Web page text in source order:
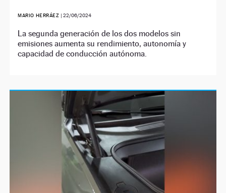
MARIO HERRÁEZ | 22/06/2024
La segunda generación de los dos modelos sin
emisiones aumenta su rendimiento, autonomía y
capacidad de conducción autónoma.